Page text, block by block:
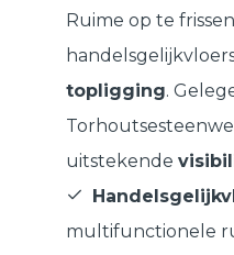
Ruime op te
topligging.
uitstekende
multifunctionele